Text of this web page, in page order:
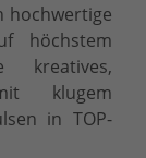
hochwertige
höchstem
kreatives,
klugem
in TOP-